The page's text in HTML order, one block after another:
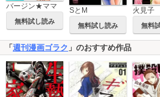
バージン★ママ
無料試し読み
SとM
無料試し読み
火見子
無料
「 週刊漫画ゴラク 」のおすすめ作品